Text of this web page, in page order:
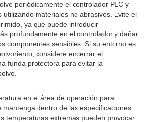
periódicamente el controlador PLC y
utilizando materiales no abrasivos. Evite el
ya que puede introducir
profundamente en el controlador y dañar
componentes sensibles. Si su entorno es
considere encerrar el
funda protectora para evitar la
en el área de operación para
mantenga dentro de las especificaciones
temperaturas extremas pueden provocar